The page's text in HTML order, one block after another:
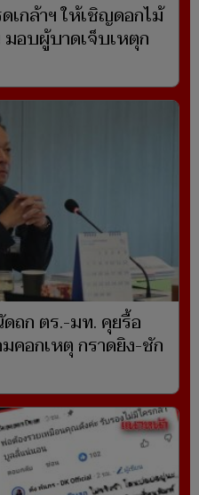
เกล้าฯ ให้เชิญดอกไม้
อบผู้บาดเจ็บเหตุก
ถก ตร.-มท. คุยรื้อ
อกเหตุ กราดยิง-ชัก